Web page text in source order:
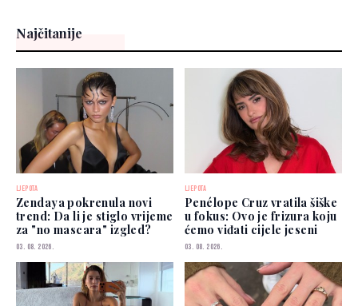
Najčitanije
LJEPOTA
Zendaya pokrenula novi
trend: Da li je stiglo vrijeme
za "no mascara" izgled?
03. 08. 2026.
LJEPOTA
Penélope Cruz vratila šiške
u fokus: Ovo je frizura koju
ćemo viđati cijele jeseni
03. 08. 2026.